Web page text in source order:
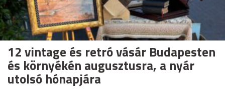
12 vintage és retró vásár Budapesten
és környékén augusztusra, a nyár
utolsó hónapjára